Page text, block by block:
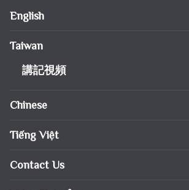
English
Taiwan
講記視頻
Chinese
Tiếng Việt
Contact Us